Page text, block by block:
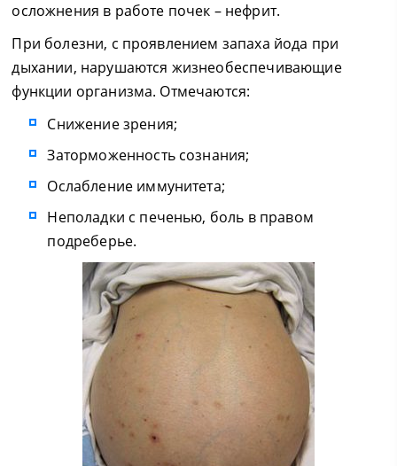
осложнения в работе почек – нефрит.
При болезни, с проявлением запаха йода при
дыхании, нарушаются жизнеобеспечивающие
функции организма. Отмечаются:
Снижение зрения;
Заторможенность сознания;
Ослабление иммунитета;
Неполадки с печенью, боль в правом
подреберье.